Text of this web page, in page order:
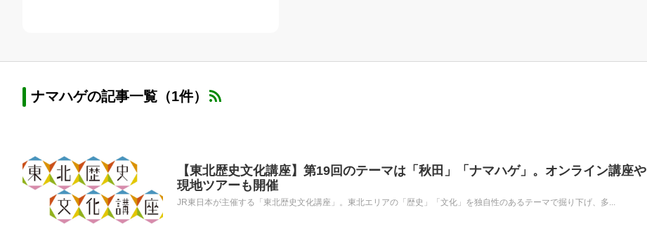
ナマハゲの記事一覧（1件）
【東北歴史文化講座】第19回のテーマは「秋田」「ナマハゲ」。オンライン講座や
現地ツアーも開催
JR東日本が主催する「東北歴史文化講座」。東北エリアの「歴史」「文化」を独自性のあるテーマで掘り下げ、多...